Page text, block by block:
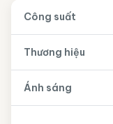
Công suất
Thương hiệu
Ánh sáng